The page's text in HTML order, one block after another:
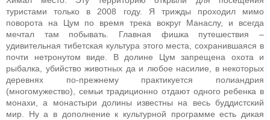
туристами только в 2008 году. Я трижды проходил мимо
поворота на Цум по время трека вокруг Манаслу, и всегда
мечтал там побывать. Главная фишка путешествия –
удивительная тибетская культура этого места, сохранившаяся в
почти нетронутом виде. В долине Цум запрещена охота и
рыбалка, убийство животных да и любое насилие, в некоторых
деревнях по-прежнему практикуется полиандрия
(многомужество), семьи традиционно отдают одного ребенка в
монахи, а монастыри долины известны на весь буддистский
мир. Ну а в дополнение к культурной программе есть дикая